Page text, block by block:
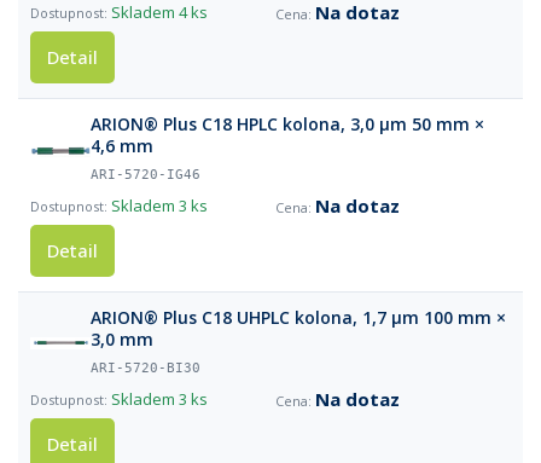
Skladem 4 ks
Na dotaz
Detail
ARION® Plus C18 HPLC kolona, 3,0 µm 50 mm ×
4,6 mm
ARI-5720-IG46
Skladem 3 ks
Na dotaz
Detail
ARION® Plus C18 UHPLC kolona, 1,7 µm 100 mm ×
3,0 mm
ARI-5720-BI30
Skladem 3 ks
Na dotaz
Detail